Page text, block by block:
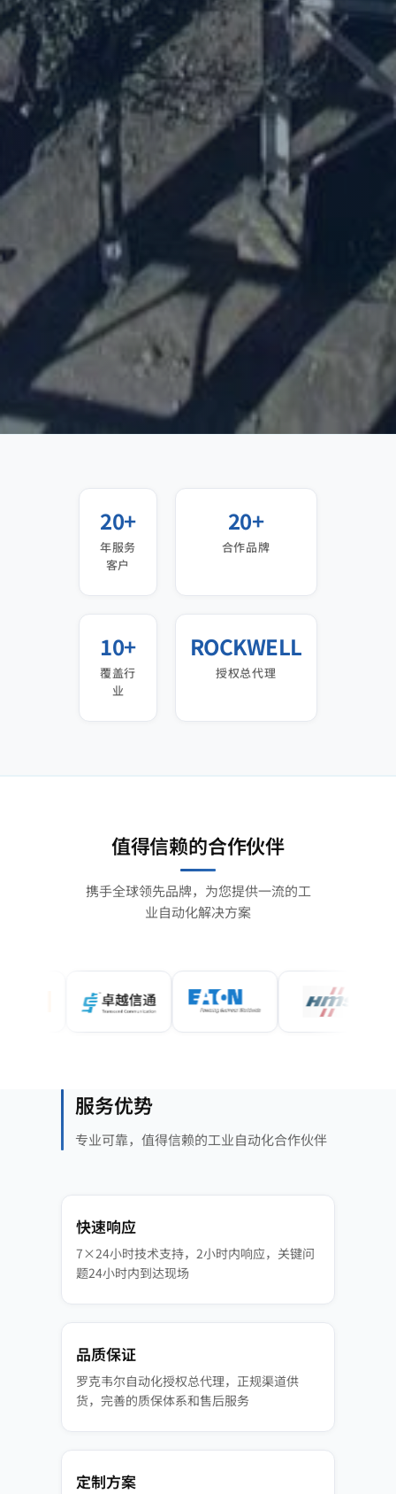
20+
年服务
客户
20+
合作品牌
10+
覆盖行
业
ROCKWELL
授权总代理
值得信赖的合作伙伴
携手全球领先品牌，为您提供一流的工
业自动化解决方案
服务优势
专业可靠，值得信赖的工业自动化合作伙伴
快速响应
7×24小时技术支持，2小时内响应，关键问
题24小时内到达现场
品质保证
罗克韦尔自动化授权总代理，正规渠道供
货，完善的质保体系和售后服务
定制方案